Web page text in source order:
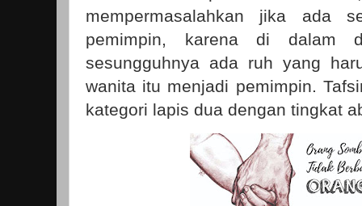
mempermasalahkan jika ada
pemimpin, karena di dalam
sesungguhnya ada ruh yang
wanita itu menjadi pemimpin.
kategori lapis dua dengan tingkat